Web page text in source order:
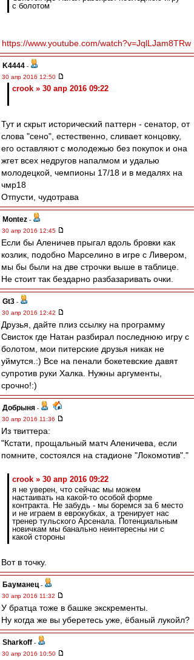
с болотом
https://www.youtube.com/watch?v=JqlLJam8TRw
K4444 -
30 апр 2016 12:50
crook » 30 апр 2016 09:22
Тут и скрыт исторический паттерн - сенатор, от
слова "сено", естественно, сливает концовку,
его оставляют с молодежью без покупок и она
жгет всех недругов напалмом и удалью
молодецкой, чемпионы 17/18 и в медалях на
чмр18
Отпусти, чудотрава
Montez -
30 апр 2016 12:45
Если бы Аленичев прыгал вдоль бровки как
козлик, подобно Марселино в игре с Ливером,
мы бы были на две строчки выше в таблице.
Не стоит так бездарно разбазаривать очки.
Gt3 -
30 апр 2016 12:42
Друзья, дайте плиз ссылку на программу
Свисток где Натан разбирал последнюю игру с
болотом, мои питерские друзья никак не
уймутся.:) Все на пенали бокетевские давят
супротив руки Халка. Нужны аргументы,
срочно!:)
Добрыня -
30 апр 2016 11:36
Из твиттера:
"Кстати, прощальный матч Аленичева, если
помните, состоялся на стадионе "Локомотив"."
crook » 30 апр 2016 09:22
я не уверен, что сейчас мы можем
настаивать на какой-то особой форме
контракта. Не забудь - мы боремся за 6 место
и не играем в еврокубках, а тренирует нас
тренер тульского Арсенала. Потенциальным
новичкам мы банально неинтересны ни с
какой стороны
Вот в точку.
Бауманец -
30 апр 2016 11:32
У братца тоже в башке экскременты.
Ну когда же вы уберетесь уже, ёбаный лукойл?
Sharkoff -
30 апр 2016 10:50